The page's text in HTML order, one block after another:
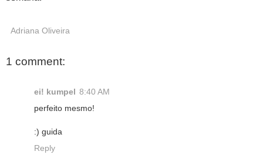
Adriana Oliveira
1 comment:
ei! kumpel 8:40 AM
perfeito mesmo!
:) guida
Reply